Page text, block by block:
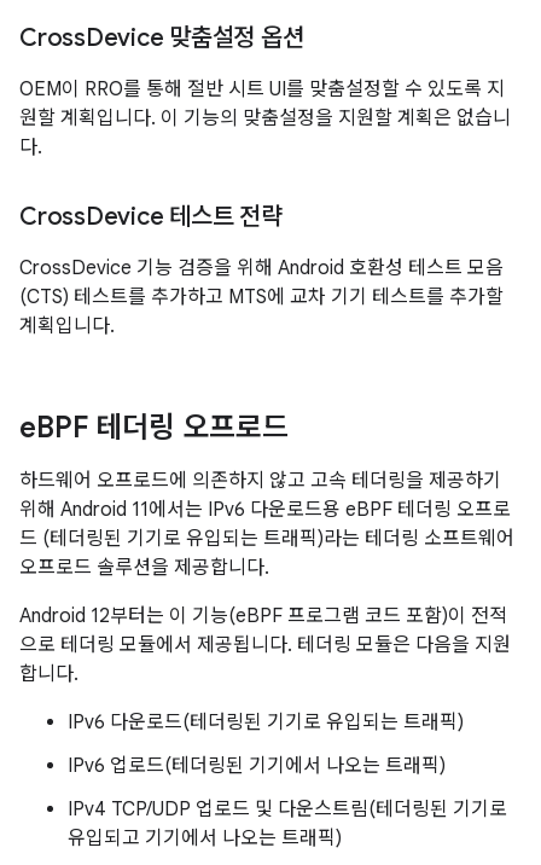
CrossDevice 맞춤설정 옵션
OEM이 RRO를 통해 절반 시트 UI를 맞춤설정할 수 있도록 지
원할 계획입니다. 이 기능의 맞춤설정을 지원할 계획은 없습니
다.
CrossDevice 테스트 전략
CrossDevice 기능 검증을 위해 Android 호환성 테스트 모음
(CTS) 테스트를 추가하고 MTS에 교차 기기 테스트를 추가할
계획입니다.
eBPF 테더링 오프로드
하드웨어 오프로드에 의존하지 않고 고속 테더링을 제공하기
위해 Android 11에서는 IPv6 다운로드용 eBPF 테더링 오프로
드 (테더링된 기기로 유입되는 트래픽)라는 테더링 소프트웨어
오프로드 솔루션을 제공합니다.
Android 12부터는 이 기능(eBPF 프로그램 코드 포함)이 전적
으로 테더링 모듈에서 제공됩니다. 테더링 모듈은 다음을 지원
합니다.
IPv6 다운로드(테더링된 기기로 유입되는 트래픽)
IPv6 업로드(테더링된 기기에서 나오는 트래픽)
IPv4 TCP/UDP 업로드 및 다운스트림(테더링된 기기로
유입되고 기기에서 나오는 트래픽)